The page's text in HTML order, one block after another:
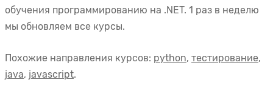
обучения программированию на .NET. 1 раз в неделю
мы обновляем все курсы.
Похожие направления курсов: python, тестирование,
java, javascript.